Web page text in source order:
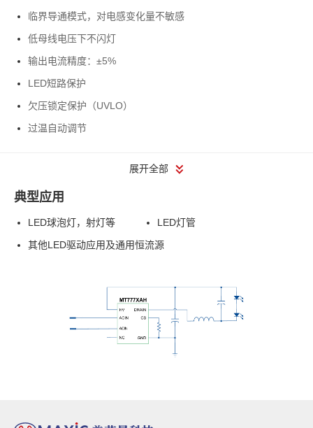
临界导通模式，对电感变化量不敏感
低母线电压下不闪灯
输出电流精度：±5%
LED短路保护
欠压锁定保护（UVLO）
过温自动调节
展开全部
典型应用
LED球泡灯，射灯等
LED灯管
其他LED驱动应用及通用恒流源